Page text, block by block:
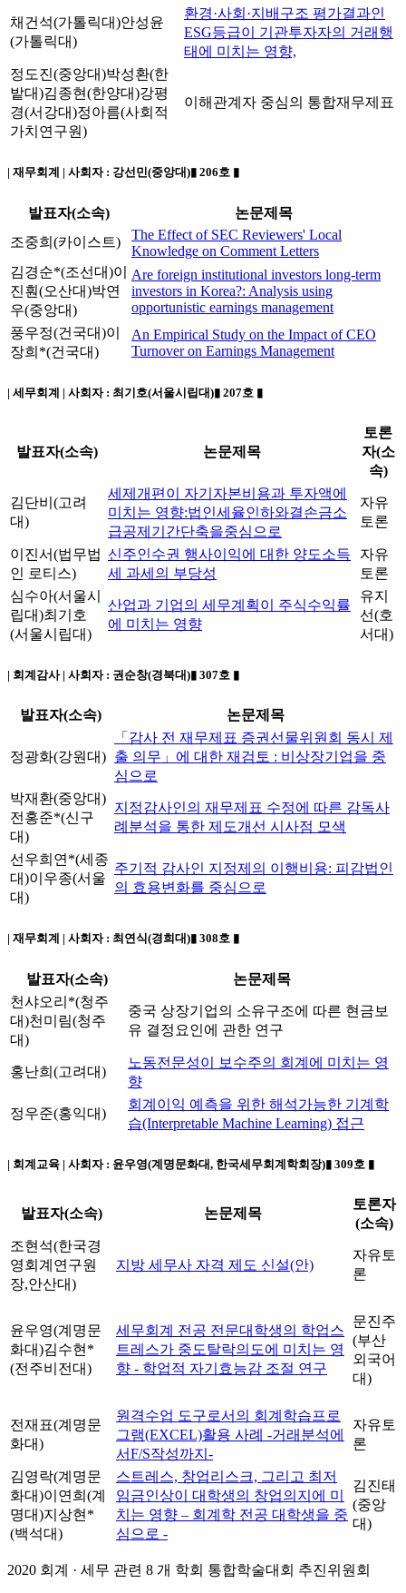
채건석(가톨릭대)안성윤
(가톨릭대)
환경·사회·지배구조 평가결과인
ESG등급이 기관투자자의 거래행
태에 미치는 영향,
정도진(중앙대)박성환(한
밭대)김종현(한양대)강평
경(서강대)정아름(사회적
가치연구원)
이해관계자 중심의 통합재무제표
| 재무회계 | 사회자 : 강선민(중앙대)▮ 206호 ▮
발표자(소속)
논문제목
조중희(카이스트)
The Effect of SEC Reviewers' Local
Knowledge on Comment Letters
김경순*(조선대)이
진훤(오산대)박연
우(중앙대)
Are foreign institutional investors long-term
investors in Korea?: Analysis using
opportunistic earnings management
풍우정(건국대)이
장희*(건국대)
An Empirical Study on the Impact of CEO
Turnover on Earnings Management
| 세무회계 | 사회자 : 최기호(서울시립대)▮ 207호 ▮
발표자(소속) 논문제목
토론
자(소
속)
김단비(고려
대)
세제개편이 자기자본비용과 투자액에
미치는 영향:법인세율인하와결손금소
급공제기간단축을중심으로
자유
토론
이진서(법무법
인 로티스)
신주인수권 행사이익에 대한 양도소득
세 과세의 부당성
자유
토론
심수아(서울시
립대)최기호
(서울시립대)
산업과 기업의 세무계획이 주식수익률
에 미치는 영향
유지
선(호
서대)
| 회계감사 | 사회자 : 권순창(경북대)▮ 307호 ▮
발표자(소속) 논문제목
정광화(강원대)
「감사 전 재무제표 증권선물위원회 동시 제
출 의무」에 대한 재검토 : 비상장기업을 중
심으로
박재환(중앙대)
전홍준*(신구
대)
지정감사인의 재무제표 수정에 따른 감독사
례분석을 통한 제도개선 시사점 모색
선우희연*(세종
대)이우종(서울
대)
주기적 감사인 지정제의 이행비용: 피감법인
의 효용변화를 중심으로
| 재무회계 | 사회자 : 최연식(경희대)▮ 308호 ▮
발표자(소속)
논문제목
천샤오리*(청주
대)천미림(청주
대)
중국 상장기업의 소유구조에 따른 현금보
유 결정요인에 관한 연구
홍난희(고려대)
노동전문성이 보수주의 회계에 미치는 영
향
정우준(홍익대)
회계이익 예측을 위한 해석가능한 기계학
습(Interpretable Machine Learning) 접근
| 회계교육 | 사회자 : 윤우영(계명문화대, 한국세무회계학회장)▮ 309호 ▮
발표자(소속) 논문제목
토론자
(소속)
조현석(한국경
영회계연구원
장,안산대)
지방 세무사 자격 제도 신설(안)
자유토
론
윤우영(계명문
화대)김수현*
(전주비전대)
세무회계 전공 전문대학생의 학업스
트레스가 중도탈락의도에 미치는 영
향 - 학업적 자기효능감 조절 연구
문진주
(부산
외국어
대)
전재표(계명문
화대)
원격수업 도구로서의 회계학습프로
그램(EXCEL)활용 사례 -거래분석에
서F/S작성까지-
자유토
론
김영락(계명문
화대)이연희(계
명대)지상현*
(백석대)
스트레스, 창업리스크, 그리고 최저
임금인상이 대학생의 창업의지에 미
치는 영향 – 회계학 전공 대학생을 중
심으로 -
김진태
(중앙
대)
2020 회계 · 세무 관련 8 개 학회 통합학술대회 추진위원회